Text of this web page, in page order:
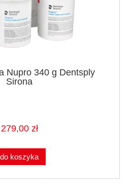
Nupro 340 g Dentsply
Sirona
279,00 zł
do koszyka